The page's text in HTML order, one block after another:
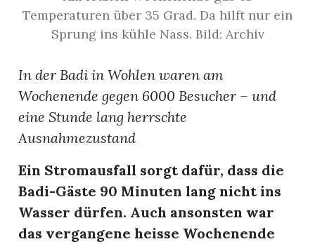
Temperaturen über 35 Grad. Da hilft nur ein
Sprung ins kühle Nass. Bild: Archiv
In der Badi in Wohlen waren am
Wochenende gegen 6000 Besucher – und
eine Stunde lang herrschte
Ausnahmezustand
Ein Stromausfall sorgt dafür, dass die
Badi-Gäste 90 Minuten lang nicht ins
Wasser dürfen. Auch ansonsten war
das vergangene heisse Wochenende